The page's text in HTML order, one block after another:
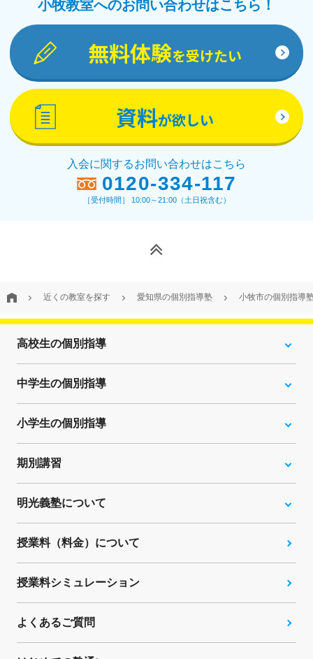
小牧教室へのお問い合わせはこちら！
無料体験を受けたい
資料が欲しい
入会に関するお問い合わせはこちら
0120-334-117
［受付時間］ 10:00～21:00（土日祝含む）
近くの教室を探す 愛知県の個別指導塾 小牧市の個別指導
高校生の個別指導
中学生の個別指導
小学生の個別指導
期別講習
明光義塾について
授業料（料金）について
授業料シミュレーション
よくあるご質問